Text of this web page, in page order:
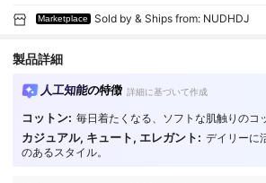
Marketplace Sold by & Ships from: NUDHDJ
製品詳細
人工知能の特徴 詳細に基づいて作成
コットン: 毎日着たくなる、ソフトな肌触りのコ
カジュアル, キュート, エレガント: デイリーに
のあるスタイル。4.80